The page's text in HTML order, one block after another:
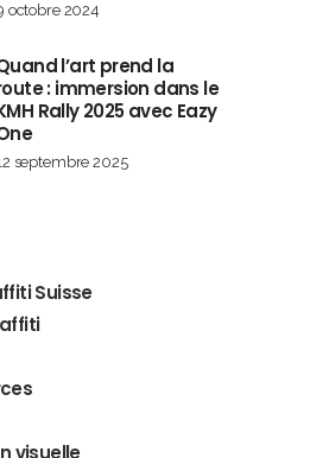
octobre 2024
l’art prend la
: immersion dans le
Rally 2025 avec Eazy
septembre 2025
Suisse